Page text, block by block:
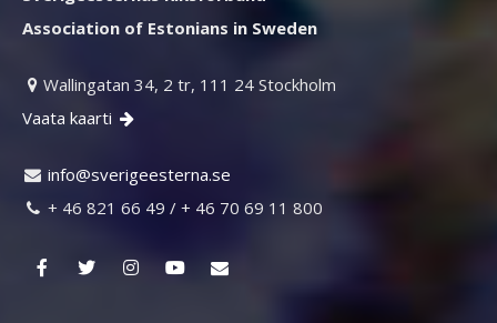
Association of Estonians in Sweden
 Wallingatan 34, 2 tr, 111 24 Stockholm
Vaata kaarti 
 es.an
retse
egire
vs@of
ni
 + 46 821 66 49 / + 46 70 69 11 800